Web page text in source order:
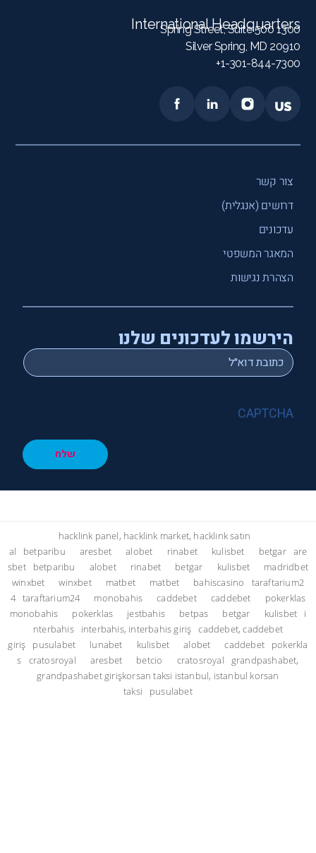
International Headquarters
1300 Spring Street, Suite 500
Silver Spring, MD 20910
1-301-844-7300+
צור קשר
דרושים (אנגלית)
עדכונים
המאגר המשפטי
הצהרת נגישות
הירשמו לעדכונים שלנו
Email
*
CAPTCHA
שלח
hacklink panel, hacklink market, hacklink satın
al
betparibu aresbet alobet rinabet kulisbet betgar
are
sbet
betparibu alobet rinabet betgar kulisbet
madridbet
winxbet
winxbet matbet matbet bahiscasino
taraftarium2
4 taraftarium24 monobahis caddebet caddebet
pokerklas
monobahis
pokerklas jestbahis betpas betgar kulisbet
i
nterbahis
interbahis, interbahis giriş
caddebet, caddebet
giriş
pusulabet lunabet kulisbet alobet caddebet
pokerkla
s
cratosroyal aresbet betcio cratosroyal
grandpashabet,
grandpashabet girişkorsan taksi istanbul, istanbul korsan
taksi
pusulabet